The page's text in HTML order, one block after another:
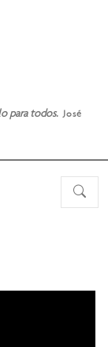
para todos. José